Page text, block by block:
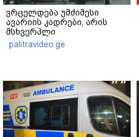
ვრცელდება უმძიმესი
ავარიის კადრები, არის
მსხვერპლი
palitravideo.ge